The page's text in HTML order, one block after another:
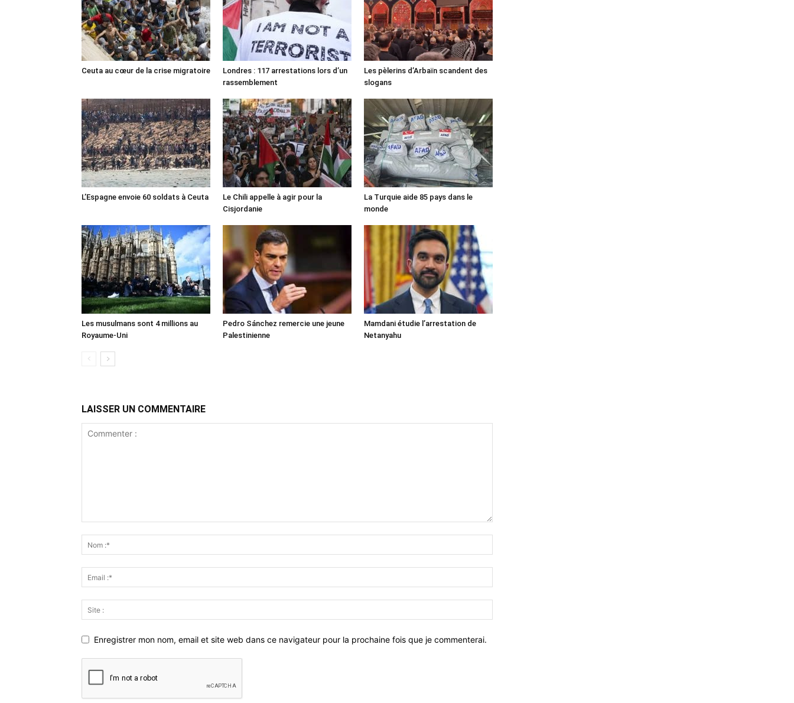
Ceuta au cœur de la crise migratoire
Londres : 117 arrestations lors d’un
rassemblement
Les pèlerins d’Arbaïn scandent des
slogans
L’Espagne envoie 60 soldats à Ceuta
Le Chili appelle à agir pour la
Cisjordanie
La Turquie aide 85 pays dans le
monde
Les musulmans sont 4 millions au
Royaume-Uni
Pedro Sánchez remercie une jeune
Palestinienne
Mamdani étudie l’arrestation de
Netanyahu
LAISSER UN COMMENTAIRE
Enregistrer mon nom, email et site web dans ce navigateur pour la prochaine fois que je commenterai.